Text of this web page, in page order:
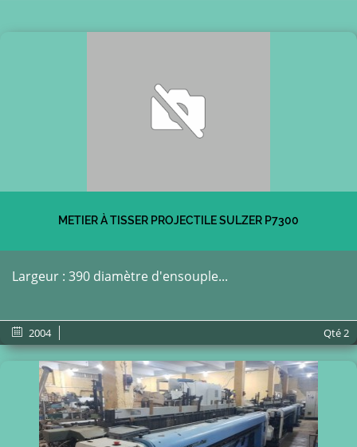
METIER À TISSER PROJECTILE SULZER P7300
Largeur : 390 diamètre d'ensouple...
2004 Qté2